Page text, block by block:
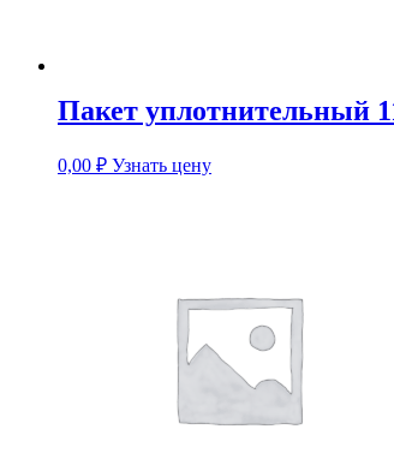
Пакет уплотнительный
0,00 ₽ Узнать цену